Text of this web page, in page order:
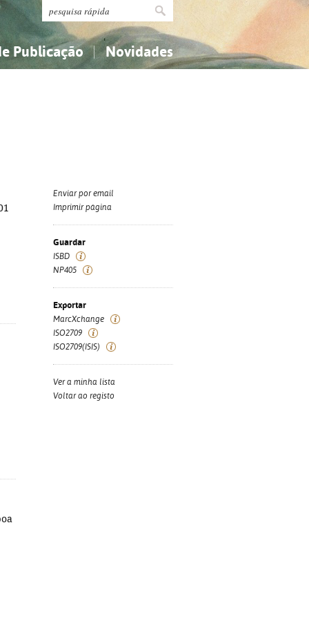
Publicação Novidades
Enviar por email
Imprimir página
Guardar
ISBD
NP405
Exportar
MarcXchange
ISO2709
ISO2709(ISIS)
Ver a minha lista
Voltar ao registo